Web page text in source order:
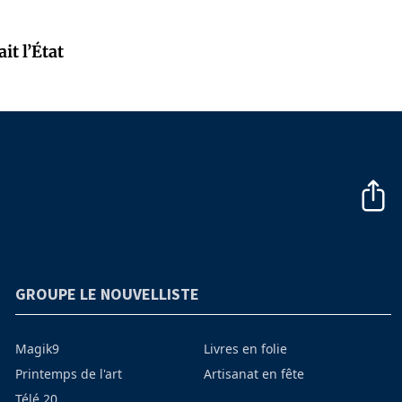
l’État
GROUPE LE NOUVELLISTE
Magik9
Printemps de l'art
Livres en folie
Artisanat en fête